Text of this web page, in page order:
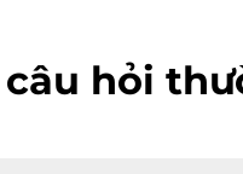
câu hỏi